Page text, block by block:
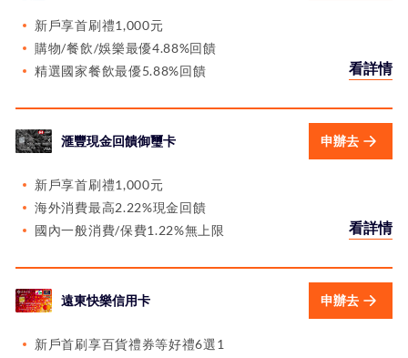
新戶享首刷禮1,000元
購物/餐飲/娛樂最優4.88%回饋
精選國家餐飲最優5.88%回饋
看詳情
滙豐現金回饋御璽卡 申辦去
新戶享首刷禮1,000元
海外消費最高2.22%現金回饋
國內一般消費/保費1.22%無上限
看詳情
遠東快樂信用卡 申辦去
新戶首刷享百貨禮券等好禮6選1